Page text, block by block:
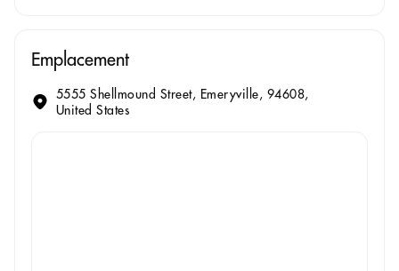
Emplacement
5555 Shellmound Street, Emeryville, 94608,
United States